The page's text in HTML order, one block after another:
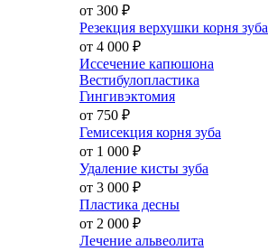
от 300 ₽
Резекция верхушки корня зуба
от 4 000 ₽
Иссечение капюшона
Вестибулопластика
Гингивэктомия
от 750 ₽
Гемисекция корня зуба
от 1 000 ₽
Удаление кисты зуба
от 3 000 ₽
Пластика десны
от 2 000 ₽
Лечение альвеолита